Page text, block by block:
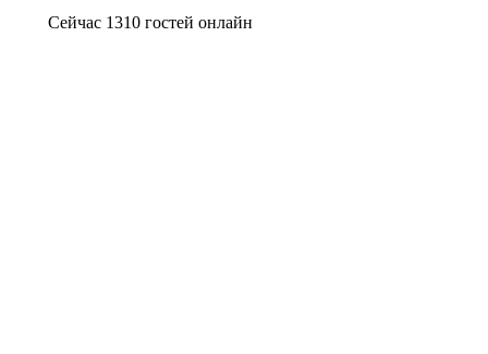
Сейчас 1310 гостей онлайн